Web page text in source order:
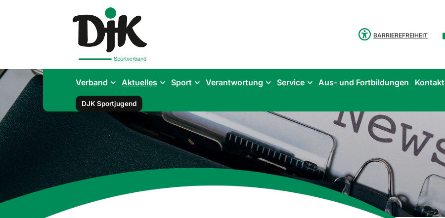
BARRIEREFREIHEIT
Verband Aktuelles Sport Verantwortung Service Aus- und Fortbildungen Kontakt
DJK Sportjugend